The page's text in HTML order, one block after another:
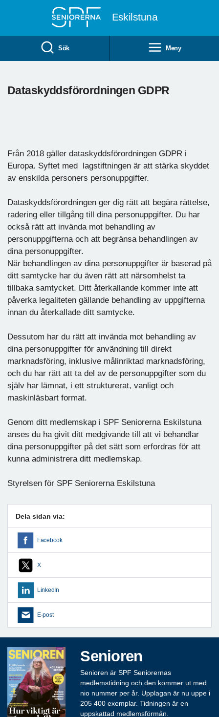
Eskilstuna
Sök Meny
Dataskyddsförordningen GDPR
Från 2018 gäller dataskyddsförordningen GDPR i
Europa. Syftet med lagstiftningen är att stärka skyddet
av enskilda personers personuppgifter.
Dataskyddsförordningen ger dig rätt att begära rättelse,
radering eller tillgång till dina personuppgifter. Du har
också rätt att invända mot behandling av
personuppgifterna och att begränsa behandlingen av
dina personuppgifter.
När behandlingen av dina personuppgifter är baserad på
ditt samtycke har du även rätt att närsomhelst ta
tillbaka samtycket. Ditt återkallande kommer inte att
påverka legaliteten gällande behandling av uppgifterna
innan du återkallade ditt samtycke.
Dessutom har du rätt att invända mot behandling av
dina personuppgifter för användning till direkt
marknadsföring, inklusive målinriktad marknadsföring,
och du har rätt att ta del av de personuppgifter som du
själv har lämnat, i ett strukturerat, vanligt och
maskinläsbart format.
Genom ditt medlemskap i SPF Seniorerna Eskilstuna
anses du ha givit ditt medgivande till att vi behandlar
dina personuppgifter på det sätt som erfordras för att
kunna administrera ditt medlemskap.
Styrelsen för SPF Seniorerna Eskilstuna
Dela sidan via:
Facebook
X
LinkedIn
E-post
Senioren
Senioren är SPF Seniorernas
medlemstidning och den kommer ut med
nio nummer per år. Upplagan är nu uppe i
205 400 exemplar. Tidningen är en
uppskattad medlemsförmån.